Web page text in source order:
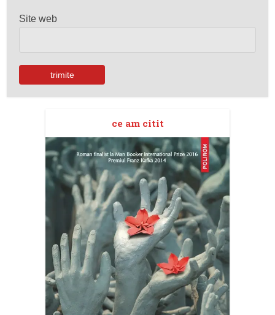
Site web
ce am citit